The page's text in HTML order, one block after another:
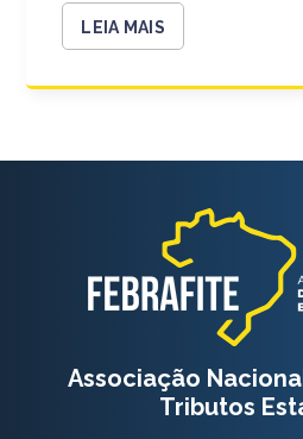
LEIA MAIS
Associação
Tributos